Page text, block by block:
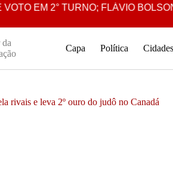
2° TURNO; FLÁVIO BOLSONARO
Capa Política Cidades
rivais e leva 2º ouro do judô no Canadá